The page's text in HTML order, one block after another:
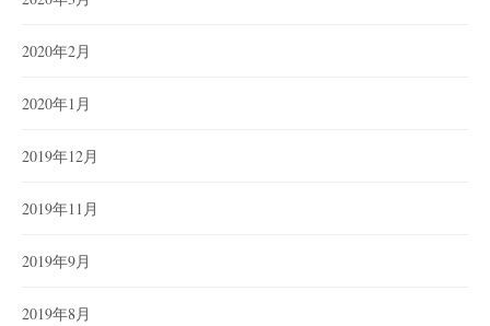
2020年2月
2020年1月
2019年12月
2019年11月
2019年9月
2019年8月